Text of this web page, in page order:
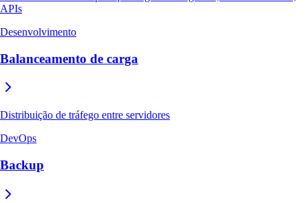
APIs
Desenvolvimento
Balanceamento de carga
Distribuição de tráfego entre servidores
DevOps
Backup